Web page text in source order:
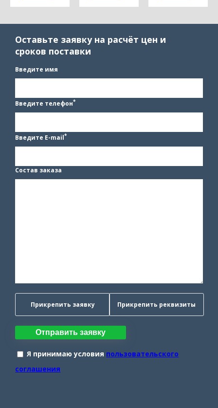
Оставьте заявку на расчёт цен и
сроков поставки
Введите имя
Введите телефон*
Введите E-mail*
Состав заказа
Прикрепить заявку Прикрепить реквизиты
Отправить заявку
Я принимаю условия пользовательского
соглашения